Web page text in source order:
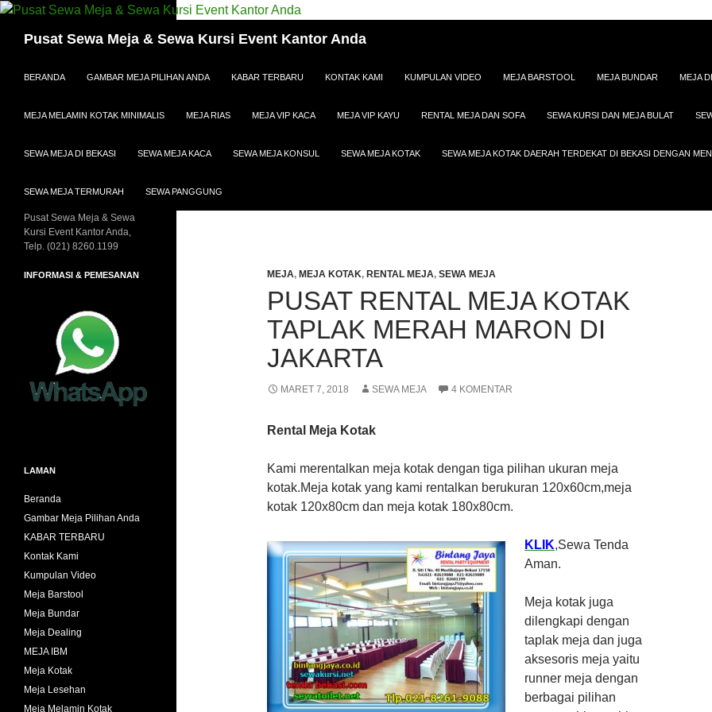
Pusat Sewa Meja & Sewa Kursi Event Kantor Anda
BERANDA
GAMBAR MEJA PILIHAN ANDA KABAR TERBARU KONTAK KAMI KUMPULAN VIDEO MEJA BARSTOOL MEJA BUNDAR MEJA
MEJA MELAMIN KOTAK MINIMALIS MEJA RIAS MEJA VIP KACA MEJA VIP KAYU RENTAL MEJA DAN SOFA SEWA KURSI DAN MEJA BULAT
SEWA MEJA DI BEKASI SEWA MEJA KACA SEWA MEJA KONSUL SEWA MEJA KOTAK SEWA MEJA KOTAK DAERAH TERDEKAT DI BEKASI DENGAN
SEWA MEJA TERMURAH SEWA PANGGUNG
MEJA, MEJA KOTAK, RENTAL MEJA, SEWA MEJA
PUSAT RENTAL MEJA KOTAK
TAPLAK MERAH MARON DI
JAKARTA
MARET 7, 2018 SEWA MEJA 4 KOMENTAR
Rental Meja Kotak
Kami merentalkan meja kotak dengan tiga pilihan ukuran meja
kotak.Meja kotak yang kami rentalkan berukuran 120x60cm,meja
kotak 120x80cm dan meja kotak 180x80cm.
KLIK,Sewa Tenda
Aman.
Meja kotak juga
dilengkapi dengan
taplak meja dan juga
aksesoris meja yaitu
runner meja dengan
berbagai pilihan
Pusat Sewa Meja & Sewa
Kursi Event Kantor Anda,
Telp. (021) 8260.1199
INFORMASI & PEMESANAN
LAMAN
Beranda
Gambar Meja Pilihan Anda
KABAR TERBARU
Kontak Kami
Kumpulan Video
Meja Barstool
Meja Bundar
Meja Dealing
MEJA IBM
Meja Kotak
Meja Lesehan
Meja Melamin Kotak